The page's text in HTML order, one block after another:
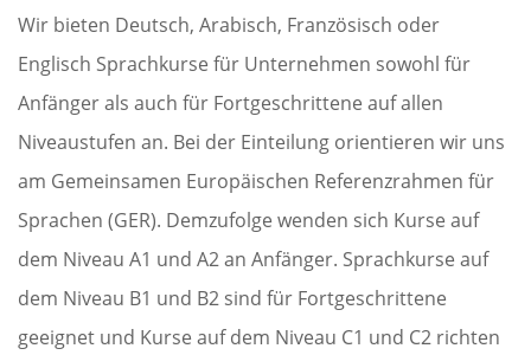
Wir bieten Deutsch, Arabisch, Französisch oder
Englisch Sprachkurse für Unternehmen sowohl für
Anfänger als auch für Fortgeschrittene auf allen
Niveaustufen an. Bei der Einteilung orientieren wir uns
am Gemeinsamen Europäischen Referenzrahmen für
Sprachen (GER). Demzufolge wenden sich Kurse auf
dem Niveau A1 und A2 an Anfänger. Sprachkurse auf
dem Niveau B1 und B2 sind für Fortgeschrittene
geeignet und Kurse auf dem Niveau C1 und C2 richten